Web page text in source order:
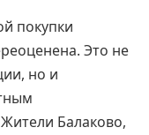
покупки
Это не
но и
Балаково,